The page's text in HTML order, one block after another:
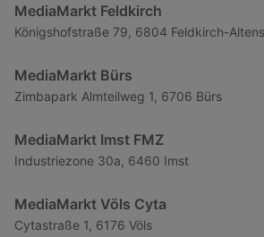
MediaMarkt Feldkirch
Königshofstraße 79, 6804 Feldkirch-
MediaMarkt Bürs
Zimbapark Almteilweg 1, 6706 Bürs
MediaMarkt Imst FMZ
Industriezone 30a, 6460 Imst
MediaMarkt Völs Cyta
Cytastraße 1, 6176 Völs